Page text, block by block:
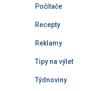
Počítače
Recepty
Reklamy
Tipy na výlet
Týdnoviny